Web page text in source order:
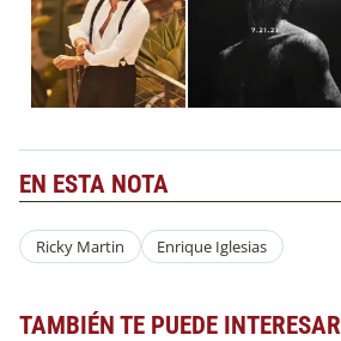
EN ESTA NOTA
Ricky Martin Enrique Iglesias
TAMBIÉN TE PUEDE INTERESAR